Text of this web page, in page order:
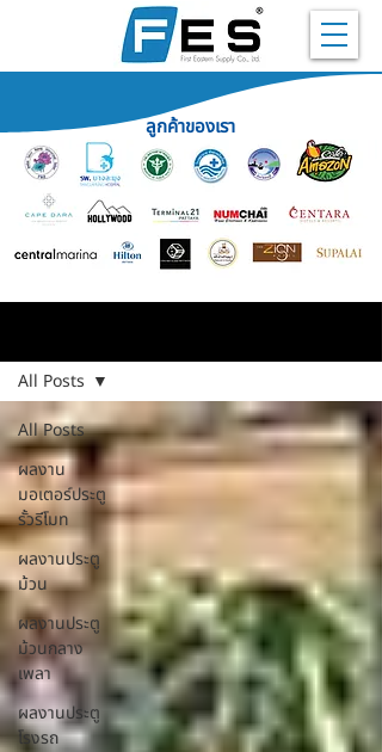
ลูกค้าของเรา
All Posts
ผลงาน
มอเตอร์ประตู
รั้วรีโมท
ผลงานประตู
ม้วน
ผลงานประตู
ม้วนกลาง
เพลา
ผลงานประตู
โรงรถ
All Posts